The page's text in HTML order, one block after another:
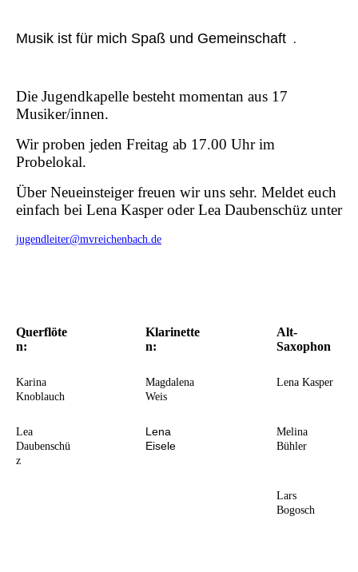
Musik ist für mich Spaß und Gemeinschaft .
Die Jugendkapelle besteht momentan aus 17
Musiker/innen.
Wir proben jeden Freitag ab 17.00 Uhr im
Probelokal.
Über Neueinsteiger freuen wir uns sehr. Meldet euch
einfach bei Lena Kasper oder Lea Daubenschüz unter
jugendleiter@mvreichenbach.de
Querflöte
n:
Klarinette
n:
Alt-
Saxophon
Karina
Knoblauch
Magdalena
Weis
Lena Kasper
Lea
Daubenschü
z
Lena
Eisele
Melina
Bühler
Lars
Bogosch